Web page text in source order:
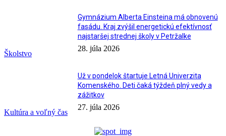
Školstvo
Gymnázium Alberta Einsteina má obnovenú
fasádu. Kraj zvýšil energetickú efektívnosť
najstaršej strednej školy v Petržalke
28. júla 2026
Kultúra a voľný čas
Už v pondelok štartuje Letná Univerzita
Komenského. Deti čaká týždeň plný vedy a
zážitkov
27. júla 2026